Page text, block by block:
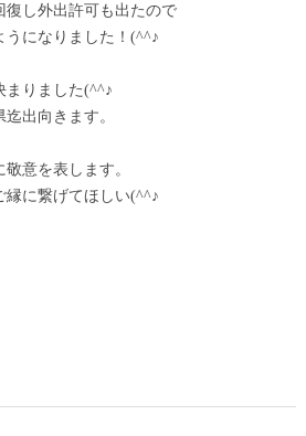
復し外出許可も出たので
うになりました！(^^♪
まりました(^^♪
出向きます。
意を表します。
縁に繋げてほしい(^^♪